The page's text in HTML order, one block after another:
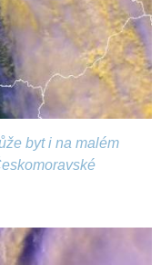
byt i na malém